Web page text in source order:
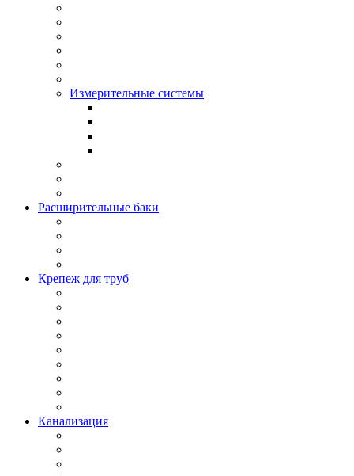
Измерительные системы
Расширительные баки
Крепеж для труб
Канализация